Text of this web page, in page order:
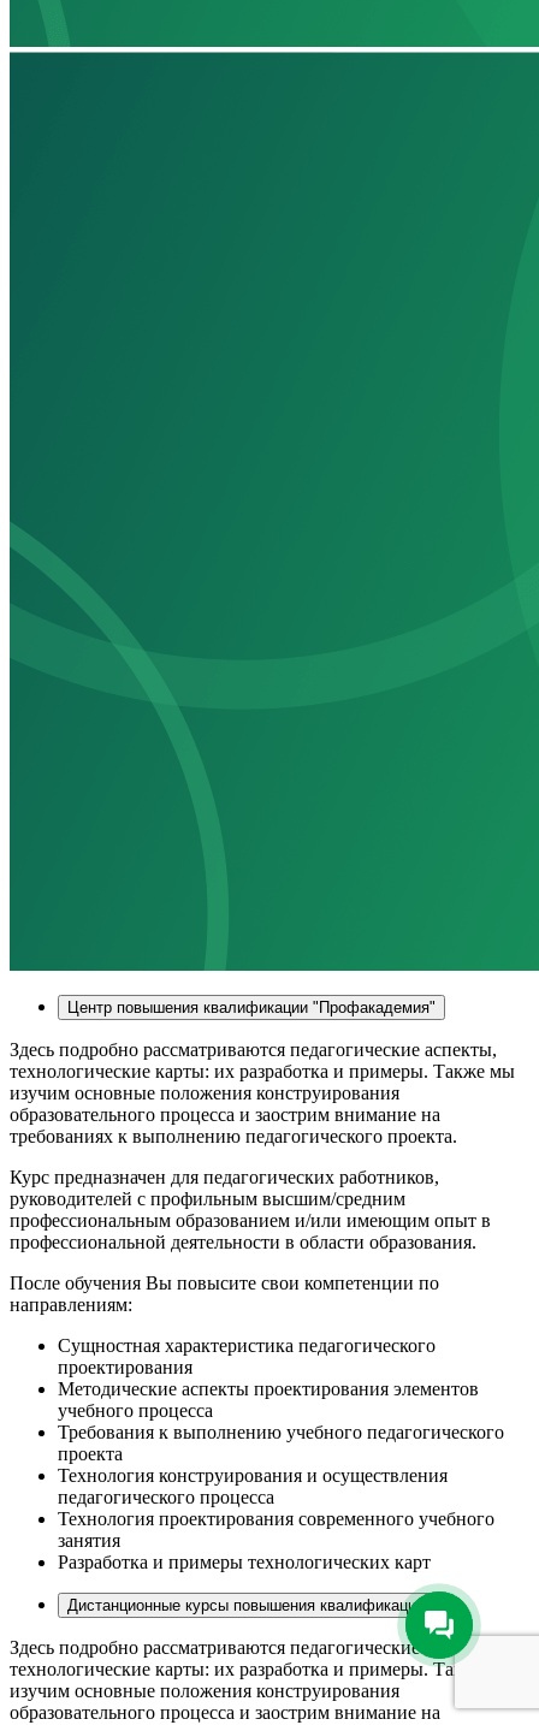
Центр повышения квалификации "Профакадемия"
Здесь подробно рассматриваются педагогические аспекты,
технологические карты: их разработка и примеры. Также мы
изучим основные положения конструирования
образовательного процесса и заострим внимание на
требованиях к выполнению педагогического проекта.
Курс предназначен для педагогических работников,
руководителей с профильным высшим/средним
профессиональным образованием и/или имеющим опыт в
профессиональной деятельности в области образования.
После обучения Вы повысите свои компетенции по
направлениям:
Сущностная характеристика педагогического
проектирования
Методические аспекты проектирования элементов
учебного процесса
Требования к выполнению учебного педагогического
проекта
Технология конструирования и осуществления
педагогического процесса
Технология проектирования современного учебного
занятия
Разработка и примеры технологических карт
Дистанционные курсы повышения квалификации
Здесь подробно рассматриваются педагогические аспекты,
технологические карты: их разработка и примеры. Также мы
изучим основные положения конструирования
образовательного процесса и заострим внимание на